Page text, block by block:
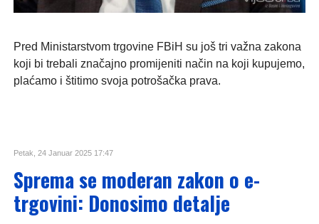
Pred Ministarstvom trgovine FBiH su još tri važna zakona
koji bi trebali značajno promijeniti način na koji kupujemo,
plaćamo i štitimo svoja potrošačka prava.
Petak, 24 Januar 2025 17:47
Sprema se moderan zakon o e-
trgovini: Donosimo detalje